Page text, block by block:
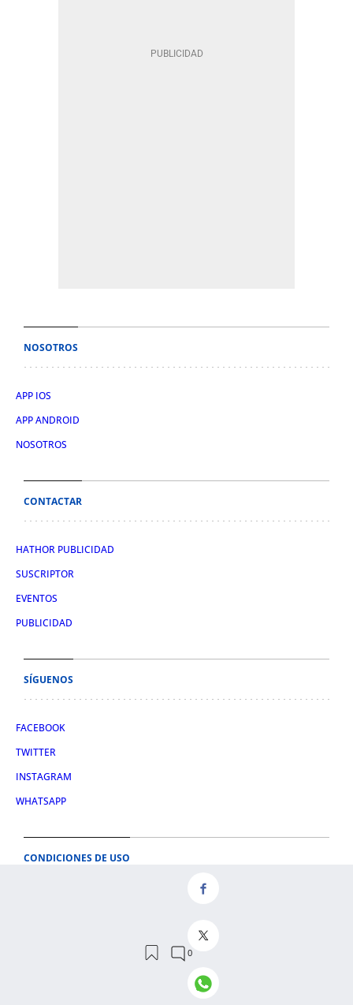
NOSOTROS
APP IOS
APP ANDROID
NOSOTROS
CONTACTAR
HATHOR PUBLICIDAD
SUSCRIPTOR
EVENTOS
PUBLICIDAD
SÍGUENOS
FACEBOOK
TWITTER
INSTAGRAM
WHATSAPP
CONDICIONES DE USO